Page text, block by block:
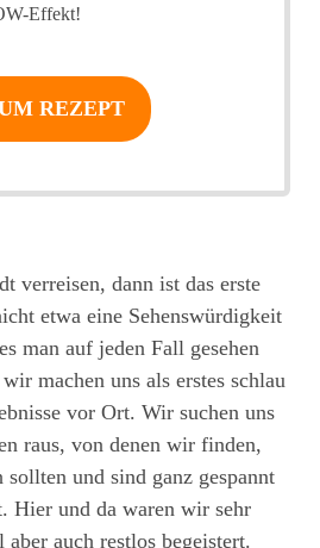
Effekt!
REZEPT
verreisen, dann ist das erste
etwa eine Sehenswürdigkeit
man auf jeden Fall gesehen
machen uns als erstes schlau
vor Ort. Wir suchen uns
raus, von denen wir finden,
sollten und sind ganz gespannt
Hier und da waren wir sehr
aber auch restlos begeistert.